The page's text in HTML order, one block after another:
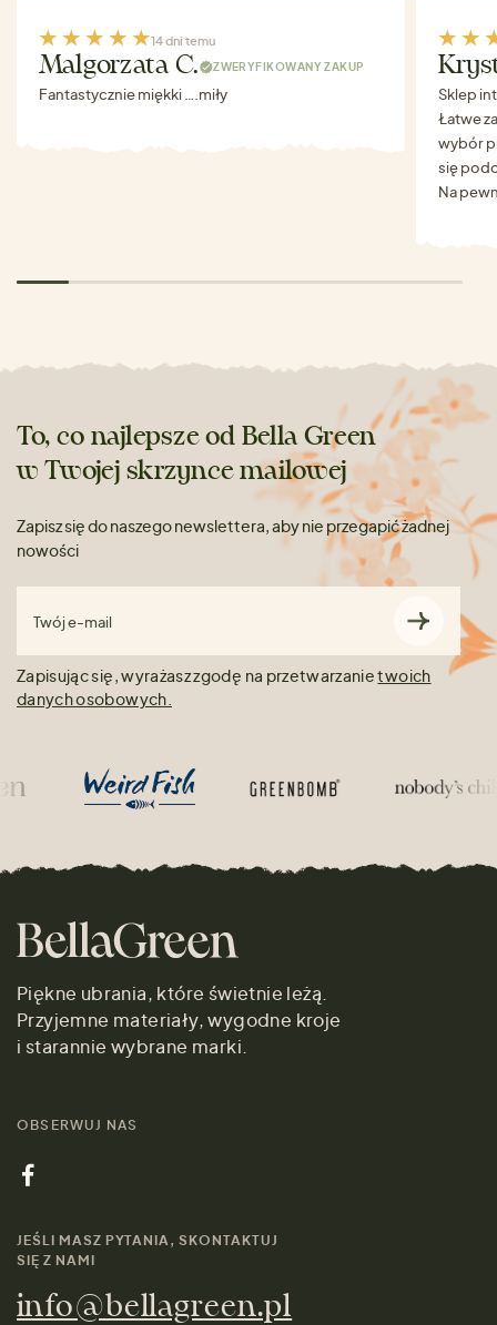
14 dni temu
Malgorzata C. ZWERYFIKOWANY ZAKUP
Fantastycznie miękki ….miły
Sklep
Łatwe
wybór
się
Na
To, co najlepsze od Bella Green
w Twojej skrzynce mailowej
Zapisz się do naszego newslettera, aby nie przegapić żadnej
nowości
Twój e-mail
Zapisując się, wyrażasz zgodę na przetwarzanietwoich
danych osobowych.
Piękne ubrania, które świetnie leżą.
Przyjemne materiały, wygodne kroje
i starannie wybrane marki.
OBSERWUJ NAS
JEŚLI MASZ PYTANIA, SKONTAKTUJ
SIĘ Z NAMI
info@bellagreen.pl